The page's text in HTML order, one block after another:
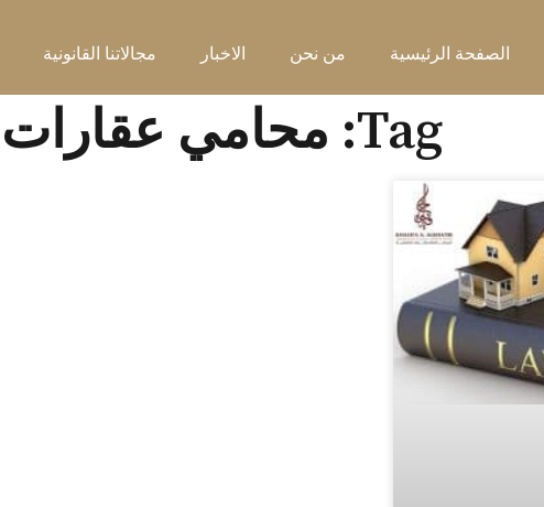
الصفحة الرئيسية من نحن الاخبار مجالاتنا القانونية
Tag: محامي عقارات بدبي